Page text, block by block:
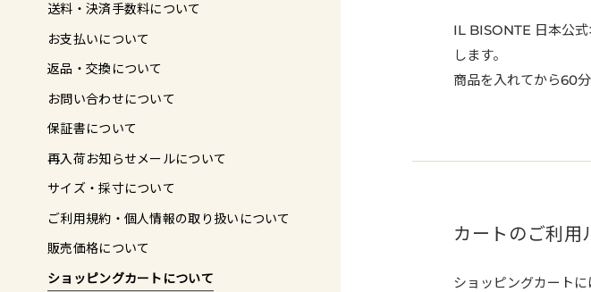
IL BISONTE 日本公
します。
商品を入れてから60
カートのご利用
ショッピングカート
送料・決済手数料について
お支払いについて
返品・交換について
お問い合わせについて
保証書について
再入荷お知らせメールについて
サイズ・採寸について
ご利用規約・個人情報の取り扱いについて
販売価格について
ショッピングカートについて